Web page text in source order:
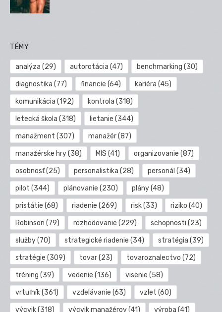
TÉMY
analýza (29) autorotácia (47) benchmarking (30)
diagnostika (77) financie (64) kariéra (45)
komunikácia (192) kontrola (318)
letecká škola (318) lietanie (344)
manažment (307) manažér(87)
manažérske hry(38) MIS (41) organizovanie (87)
osobnosť(25) personalistika (28) personál (34)
pilot (344) plánovanie (230) plány(48)
pristátie (68) riadenie (269) risk(33) riziko (40)
Robinson (79) rozhodovanie (229) schopnosti (23)
služby(70) strategické riadenie (34) stratégia (39)
stratégie (309) tovar(23) tovaroznalectvo (72)
tréning (39) vedenie (136) visenie (58)
vrtuľník(361) vzdelávanie (63) vzlet (60)
výcvik(318) výcvik manažérov(41) výroba (41)